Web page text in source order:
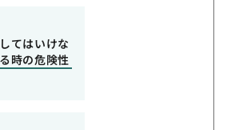
てはいけな
時の危険性